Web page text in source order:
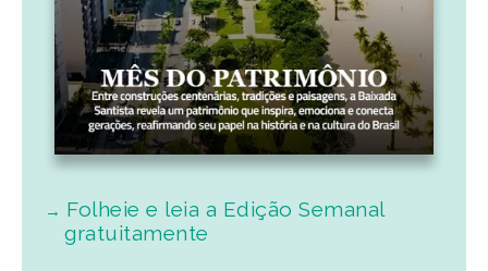
Folheie e leia a Edição Semanal
gratuitamente